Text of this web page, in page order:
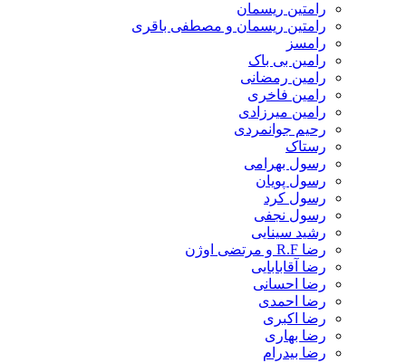
رامتین ریسمان
رامتین ریسمان و مصطفی باقری
رامسز
رامین بی باک
رامین رمضانی
رامین فاخری
رامین میرزادی
رحیم جوانمردی
رستاک
رسول بهرامی
رسول پویان
رسول کرد
رسول نجفی
رشید سینایی
رضا آقابابایی
رضا احسانی
رضا احمدی
رضا اکبری
رضا بهاری
رضا بیدرام